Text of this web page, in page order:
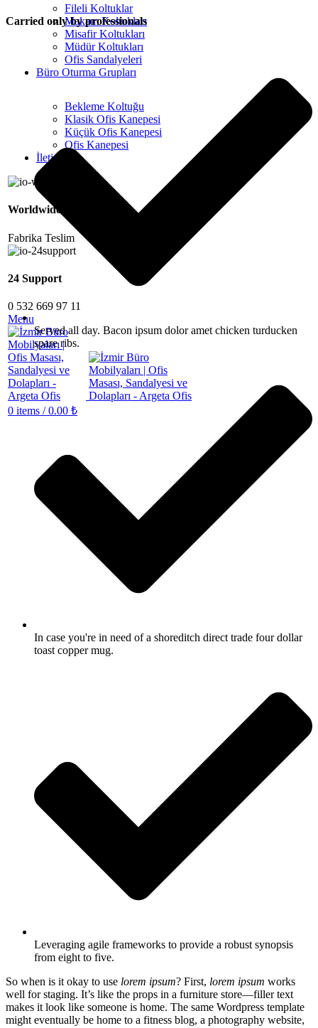
Fileli Koltuklar
Makam Koltukları
Misafir Koltukları
Müdür Koltukları
Ofis Sandalyeleri
Büro Oturma Grupları
Bekleme Koltuğu
Klasik Ofis Kanepesi
Küçük Ofis Kanepesi
Ofis Kanepesi
İletişim
Worldwide
Fabrika Teslim
24 Support
0 532 669 97 11
Menu
0 items / 0.00 ₺
Carried only by professionals
Served all day. Bacon ipsum dolor amet chicken turducken
spare ribs.
In case you're in need of a shoreditch direct trade four dollar
toast copper mug.
Leveraging agile frameworks to provide a robust synopsis
from eight to five.
So when is it okay to use lorem ipsum? First, lorem ipsum works
well for staging. It’s like the props in a furniture store—filler text
makes it look like someone is home. The same Wordpress template
might eventually be home to a fitness blog, a photography website,